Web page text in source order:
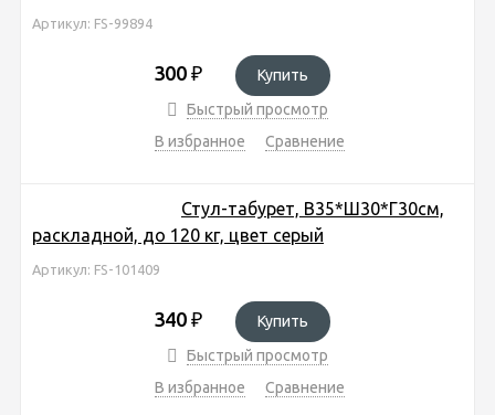
Артикул: FS-99894
300 ₽
Купить
Быстрый просмотр
В избранное
Сравнение
Стул-табурет, В35*Ш30*Г30см,
раскладной, до 120 кг, цвет серый
Артикул: FS-101409
340 ₽
Купить
Быстрый просмотр
В избранное
Сравнение